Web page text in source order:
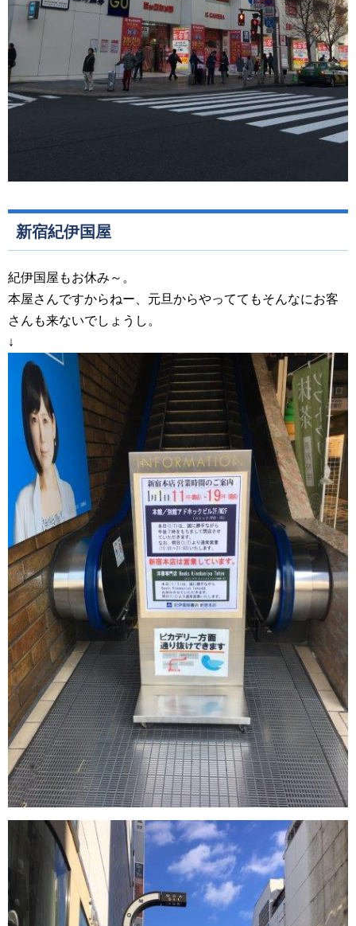
新宿紀伊国屋
紀伊国屋もお休み～。
本屋さんですからねー、元旦からやっててもそんなにお客
さんも来ないでしょうし。
↓